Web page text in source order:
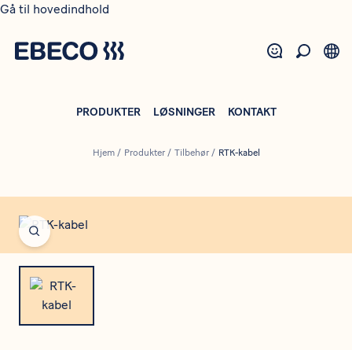
Gå til hovedindhold
PRODUKTER LØSNINGER KONTAKT
Hjem/ Produkter/ Tilbehør/ RTK-kabel
Open fullscreen